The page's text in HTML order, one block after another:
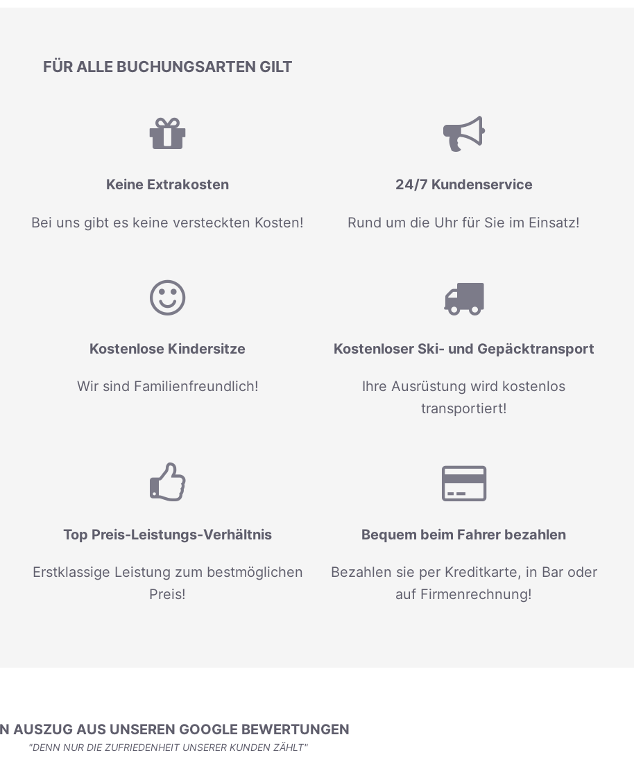
FÜR ALLE BUCHUNGSARTEN GILT
Keine Extrakosten
Bei uns gibt es keine versteckten Kosten!
24/7 Kundenservice
Rund um die Uhr für Sie im Einsatz!
Kostenlose Kindersitze
Wir sind Familienfreundlich!
Kostenloser Ski- und Gepäcktransport
Ihre Ausrüstung wird kostenlos
transportiert!
Top Preis-Leistungs-Verhältnis
Erstklassige Leistung zum bestmöglichen
Preis!
Bequem beim Fahrer bezahlen
Bezahlen sie per Kreditkarte, in Bar oder
auf Firmenrechnung!
AUSZUG AUS UNSEREN GOOGLE BEWERTUNGEN
"DENN NUR DIE ZUFRIEDENHEIT UNSERER KUNDEN ZÄHLT"